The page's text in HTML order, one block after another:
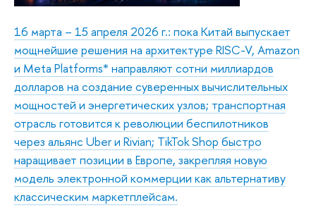
16 марта – 15 апреля 2026 г.: пока Китай выпускает
мощнейшие решения на архитектуре RISC-V, Amazon
и Meta Platforms* направляют сотни миллиардов
долларов на создание суверенных вычислительных
мощностей и энергетических узлов; транспортная
отрасль готовится к революции беспилотников
через альянс Uber и Rivian; TikTok Shop быстро
наращивает позиции в Европе, закрепляя новую
модель электронной коммерции как альтернативу
классическим маркетплейсам.